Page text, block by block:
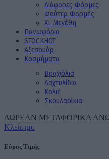
Διάφορες Φόρμες
Φούτερ Φορμές
XL Μεγέθη
Πανωφόρια
STOCKΗΟΤ
Aξεσουάρ
Κοσμήματα
Βραχιόλια
Δαχτυλίδια
Κολιέ
Σκουλαρίκια
ΔΩΡΕΑΝ ΜΕΤΑΦΟΡΙΚΑ
Κλείσιμο
Εύρος Τιμής